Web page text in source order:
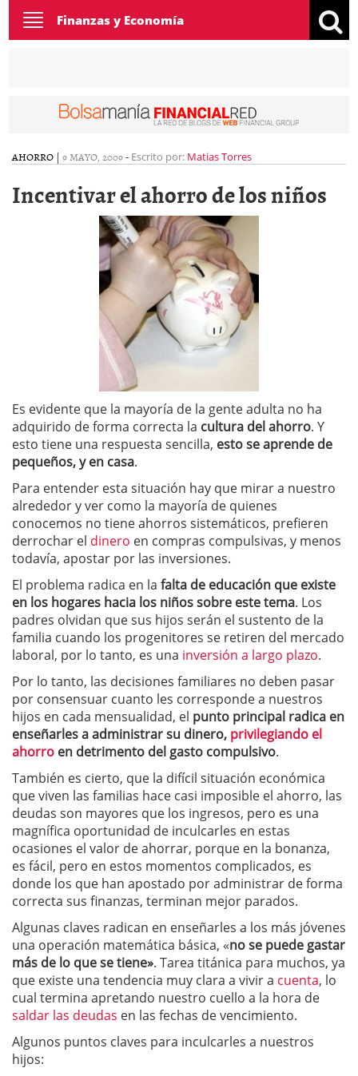
Toggle
navigation
Finanzas y Economía
AHORRO | 9 MAYO, 2009- Escrito por: Matias Torres
Incentivar el ahorro de los niños
Es evidente que la mayoría de la gente adulta no ha
adquirido de forma correcta la cultura del ahorro. Y
esto tiene una respuesta sencilla, esto se aprende de
pequeños, y en casa.
Para entender esta situación hay que mirar a nuestro
alrededor y ver como la mayoría de quienes
conocemos no tiene ahorros sistemáticos, prefieren
derrochar el dinero en compras compulsivas, y menos
todavía, apostar por las inversiones.
El problema radica en la falta de educación que existe
en los hogares hacia los niños sobre este tema. Los
padres olvidan que sus hijos serán el sustento de la
familia cuando los progenitores se retiren del mercado
laboral, por lo tanto, es una inversión a largo plazo.
Por lo tanto, las decisiones familiares no deben pasar
por consensuar cuanto les corresponde a nuestros
hijos en cada mensualidad, el punto principal radica en
enseñarles aadministrar su dinero, privilegiando el
ahorro en detrimento del gasto compulsivo.
También es cierto, que la difícil situación económica
que viven las familias hace casi imposible el ahorro, las
deudas son mayores que los ingresos, pero es una
magnífica oportunidad de inculcarles en estas
ocasiones el valor de ahorrar, porque en la bonanza,
es fácil, pero en estos momentos complicados, es
donde los que han apostado por administrar de forma
correcta sus finanzas, terminan mejor parados.
Algunas claves radican en enseñarles a los más jóvenes
una operación matemática básica, «no se puede gastar
más de lo que se tiene». Tarea titánica para muchos, ya
que existe una tendencia muy clara a vivir a cuenta, lo
cual termina apretando nuestro cuello a la hora de
saldar las deudas en las fechas de vencimiento.
Algunos puntos claves para inculcarles a nuestros
hijos: